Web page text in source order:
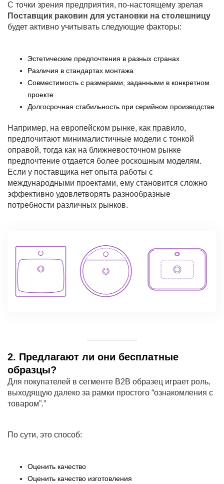
С точки зрения предприятия, по-настоящему зрелая
Поставщик раковин для установки на столешницу
будет активно учитывать следующие факторы:
Эстетические предпочтения в разных странах
Различия в стандартах монтажа
Совместимость с размерами, заданными в конкретном
проекте
Долгосрочная стабильность при серийном производстве
Например, на европейском рынке, как правило,
предпочитают минималистичные модели с тонкой
оправой, тогда как на ближневосточном рынке
предпочтение отдается более роскошным моделям.
Если у поставщика нет опыта работы с
международными проектами, ему становится сложно
эффективно удовлетворять разнообразные
потребности различных рынков.
2. Предлагают ли они бесплатные
образцы?
Для покупателей в сегменте B2B образец играет роль,
выходящую далеко за рамки простого “ознакомления с
товаром”.”
По сути, это способ:
Оценить качество
Оценить качество изготовления